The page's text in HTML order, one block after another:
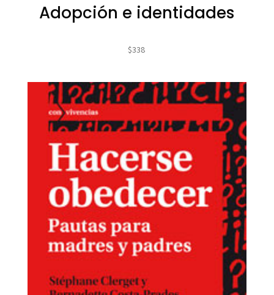
Adopción e identidades
$338